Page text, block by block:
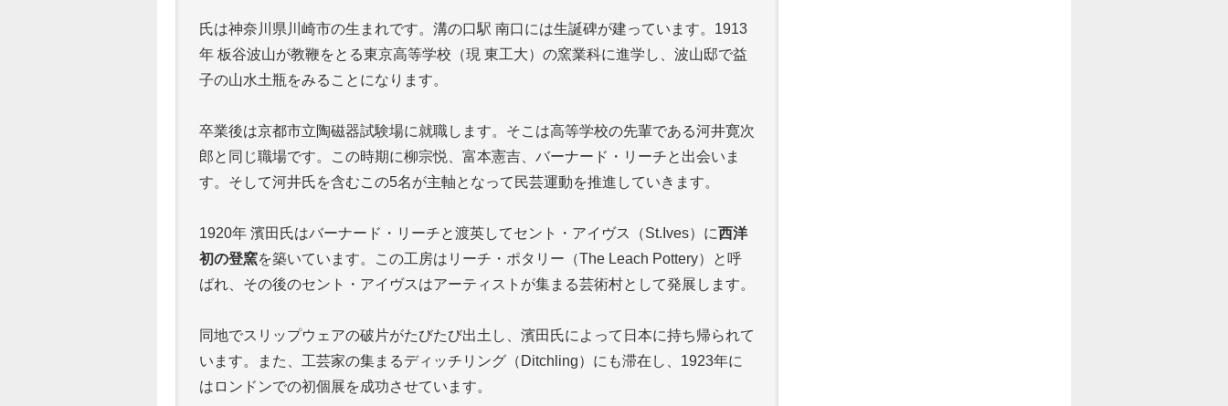
氏は神奈川県川崎市の生まれです。溝の口駅 南口には生誕碑が建っています。1913
年 板谷波山が教鞭をとる東京高等学校（現 東工大）の窯業科に進学し、波山邸で益
子の山水土瓶をみることになります。
卒業後は京都市立陶磁器試験場に就職します。そこは高等学校の先輩である河井寛次
郎と同じ職場です。この時期に柳宗悦、富本憲吉、バーナード・リーチと出会いま
す。そして河井氏を含むこの5名が主軸となって民芸運動を推進していきます。
1920年 濱田氏はバーナード・リーチと渡英してセント・アイヴス（St.Ives）に西洋
初の登窯を築いています。この工房はリーチ・ポタリー（The Leach Pottery）と呼
ばれ、その後のセント・アイヴスはアーティストが集まる芸術村として発展します。
同地でスリップウェアの破片がたびたび出土し、濱田氏によって日本に持ち帰られて
います。また、工芸家の集まるディッチリング（Ditchling）にも滞在し、1923年に
はロンドンでの初個展を成功させています。